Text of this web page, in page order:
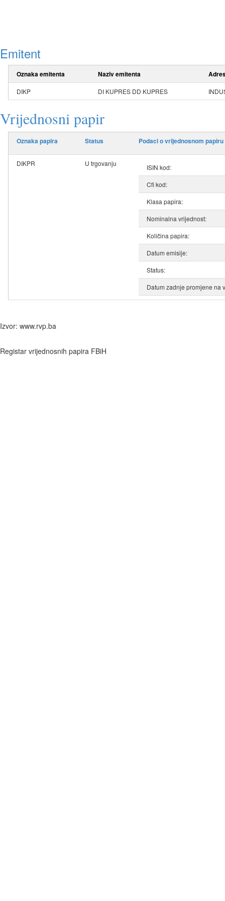
Emitent
Oznaka emitenta Naziv emitenta
DIKP DI KUPRES DD KUPRES
Vrijednosni papir
Oznaka papira Status Podaci o vrijednosnom papiru
DIKPR U trgovanju
ISIN kod:
Cfi kod:
Klasa papira:
Nominalna vrijednost:
Količina papira:
Datum emisije:
Status:
Datum zadnje promjene na
Izvor: www.rvp.ba
Registar vrijednosnih papira FBiH